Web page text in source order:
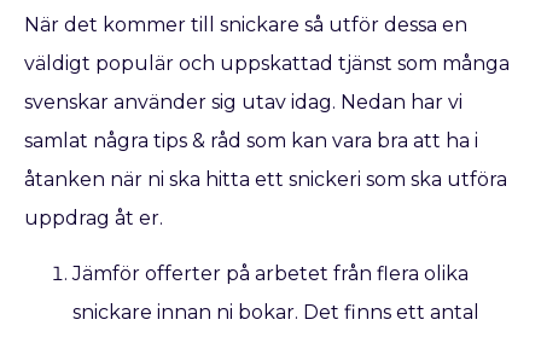
När det kommer till snickare så utför dessa en
väldigt populär och uppskattad tjänst som många
svenskar använder sig utav idag. Nedan har vi
samlat några tips & råd som kan vara bra att ha i
åtanken när ni ska hitta ett snickeri som ska utföra
uppdrag åt er.
Jämför offerter på arbetet från flera olika
snickare innan ni bokar. Det finns ett antal